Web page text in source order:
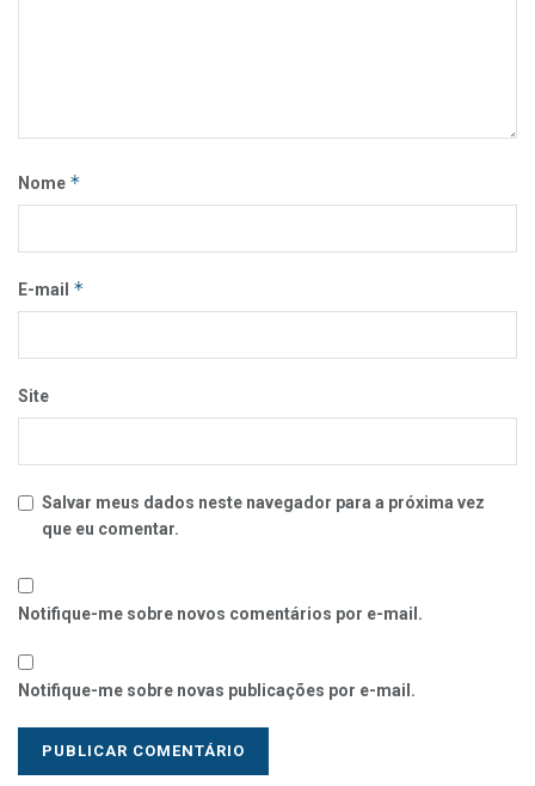
Nome *
E-mail *
Site
Salvar meus dados neste navegador para a próxima vez
que eu comentar.
Notifique-me sobre novos comentários por e-mail.
Notifique-me sobre novas publicações por e-mail.